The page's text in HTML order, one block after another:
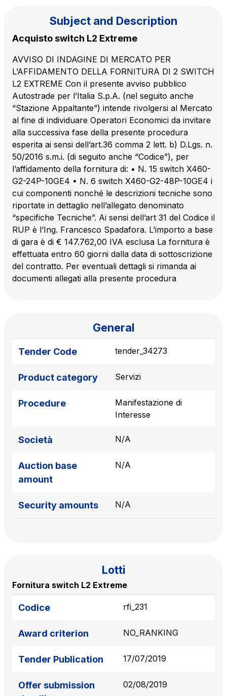
The Group
Movyon
The technology operator for the integration of
Intelligent Transport Systems solutions
Tecne
Autostrade per l'Italia Group's engineering company
Amplia
Italy's leading company in the construction of
complex infrastructures
Elgea
Production and sale of energy from renewable
sources
AdMoving
services
Giovia
toilets
S.p.A.
Network Km: 6
Raccordo Autostradale Valle d’Aosta S.p.A.
Società Autostrada Tirrenica p.A.
Network Km: 55
Concession expiring in 2028
Network Km: 20
Discover our App
Scan the QR Code with your mobile phone's
camera to download the App
Find out more
Subject and Description
Acquisto switch L2 Extreme
AVVISO DI INDAGINE DI MERCATO PER
L’AFFIDAMENTO DELLA FORNITURA DI 2 SWITCH
L2 EXTREME Con il presente avviso pubblico
Autostrade per l’Italia S.p.A. (nel seguito anche
“Stazione Appaltante”) intende rivolgersi al Mercato
al fine di individuare Operatori Economici da invitare
alla successiva fase della presente procedura
esperita ai sensi dell’art.36 comma 2 lett. b) D.Lgs. n.
50/2016 s.m.i. (di seguito anche “Codice”), per
l’affidamento della fornitura di: • N. 15 switch X460-
G2-24P-10GE4 • N. 6 switch X460-G2-48P-10GE4 i
cui componenti nonché le descrizioni tecniche sono
riportate in dettaglio nell’allegato denominato
“specifiche Tecniche”. Ai sensi dell’art 31 del Codice il
RUP è l’Ing. Francesco Spadafora. L’importo a base
di gara è di € 147.762,00 IVA esclusa La fornitura è
effettuata entro 60 giorni dalla data di sottoscrizione
del contratto. Per eventuali dettagli si rimanda ai
documenti allegati alla presente procedura
General
Tender Code tender_34273
Product category Servizi
Procedure
Manifestazione di
Interesse
Società N/A
Auction base
amount
N/A
Security amounts N/A
Lotti
Fornitura switch L2 Extreme
Codice rfi_231
Award criterion NO_RANKING
Tender Publication 17/07/2019
Offer submission
02/08/2019